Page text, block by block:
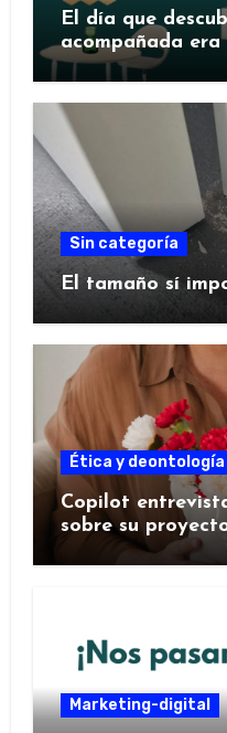
El día que
acompañada era
Sin categoría
El tamaño sí
Ética y deontología
Copilot
sobre su
Marketing-digital